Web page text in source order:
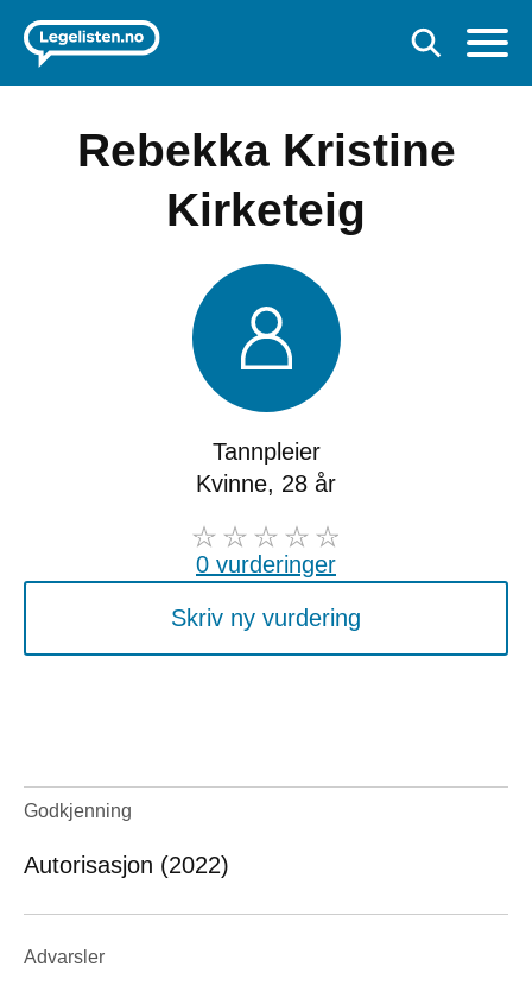
Rebekka Kristine
Kirketeig
Tannpleier
Kvinne, 28 år
0 vurderinger
Skriv ny vurdering
Godkjenning
Autorisasjon (2022)
Advarsler